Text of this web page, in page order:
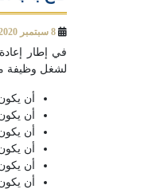
في إطار
لشغل وظيفة
أن
أن
أن
أن
أن
أن